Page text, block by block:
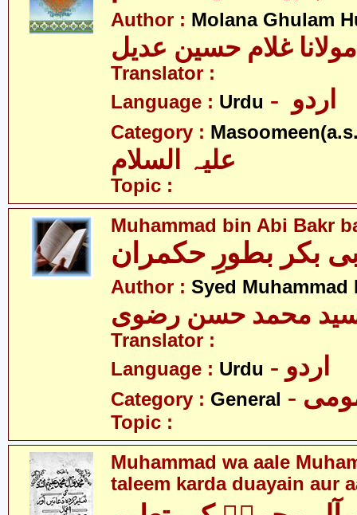
Author : Molana Ghulam
مولانا غلام حسین عدیل
Translator :
Language : Urdu
Category :
Topic :
Muhammad bin Abi Bakr
بکر بطورِ حکمران
Author : Syed Muhammad
محمد حسن رضوی
Translator :
Language : Urdu - اردو
Category : General
Topic :
Muhammad wa aale
taleem karda duayain aur